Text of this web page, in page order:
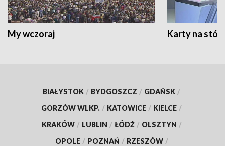
My wczoraj Karty na
BIAŁYSTOK / BYDGOSZCZ / GDAŃSK /
GORZÓW WLKP. / KATOWICE / KIELCE /
KRAKÓW / LUBLIN / ŁÓDŹ / OLSZTYN /
OPOLE / POZNAŃ / RZESZÓW /